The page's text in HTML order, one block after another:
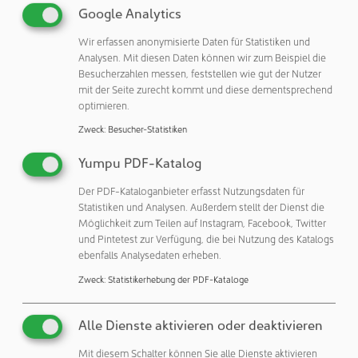
besonders kompaktes Schaltergehäuse, das Anwender
bereits von der Serie D-M9 kennen: Dessen schlanker
Aufbau verhindert den Überstand des Schalters am Greifer.
Auf einem Minimum wird auch der Installationsaufwand
gehalten, denn die Gehäusemontage ist direkt und ohne
Robuster Allrounder für breites Spektrum
Die Serie D-MH1 verschlankt zugunsten der Anwender
demnach den Bedarf an Raum, Zeit und Kosten, trumpft
aber zugleich bei Präzision, Leistung sowie in Sachen
Robustheit auf: Der Schalter ist dank IP67-Gehäuse
hervorragend vor Umwelteinflüssen geschützt und somit
geeignet.
Entwickelt für die Verwendung mit Kurzhub-Greifern ist
Google Analytics
Wir erfassen anonymisierte Daten für Statistiken und
Analysen. Mit diesen Daten können wir zum Beispiel die
Besucherzahlen messen, feststellen wie gut der Nutzer
mit der Seite zurecht kommt und diese dementsprechend
optimieren.
Zweck: Besucher-Statistiken
Yumpu PDF-Katalog
Der PDF-Kataloganbieter erfasst Nutzungsdaten für
Statistiken und Analysen. Außerdem stellt der Dienst die
Möglichkeit zum Teilen auf Instagram, Facebook, Twitter
und Pintetest zur Verfügung, die bei Nutzung des Katalogs
ebenfalls Analysedaten erheben.
Zweck: Statistikerhebung der PDF-Kataloge
Alle Dienste aktivieren oder deaktivieren
Mit diesem Schalter können Sie alle Dienste aktivieren